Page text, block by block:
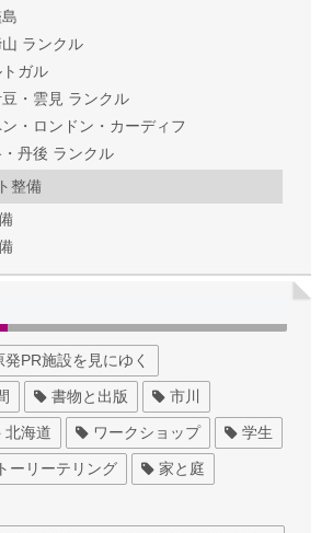
ランクル
ガル
・雲見 ランクル
・ロンドン・カーディフ
丹後 ランクル
整備
発PR施設を見にゆく
書物と出版 市川
北海道 ワークショップ 学生
ーリーテリング 家と庭